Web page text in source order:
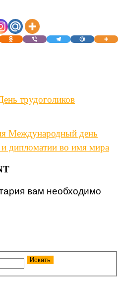
трудоголиков
Международный день
дипломатии во имя мира
вам необходимо